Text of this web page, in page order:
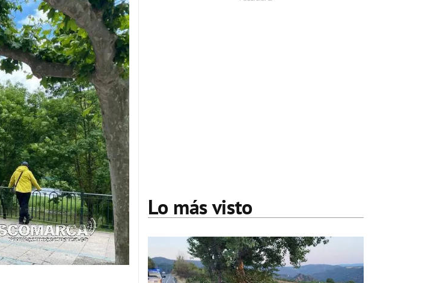
Lo más visto